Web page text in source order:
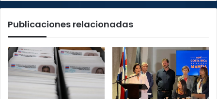
Publicaciones relacionadas